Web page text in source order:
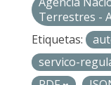
Terrestres -
Etiquetas:
servico-